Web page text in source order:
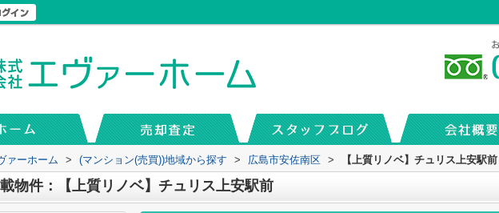
ァーホーム > (マンション(売買))地域から探す > 広島市安佐南区 > 【上質リノベ】チュリス上安駅前
物件：【上質リノベ】チュリス上安駅前